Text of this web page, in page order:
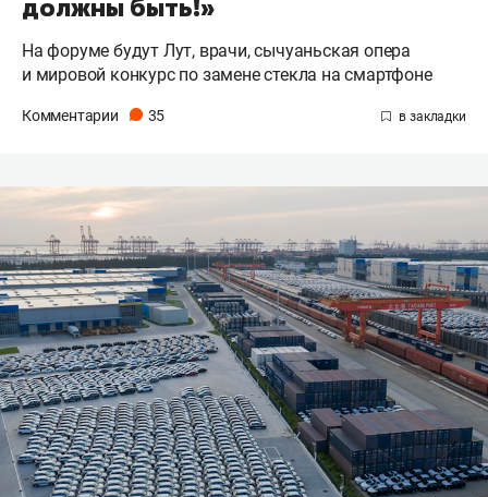
должны быть!»
На форуме будут Лут, врачи, сычуаньская опера
и мировой конкурс по замене стекла на смартфоне
Комментарии 35